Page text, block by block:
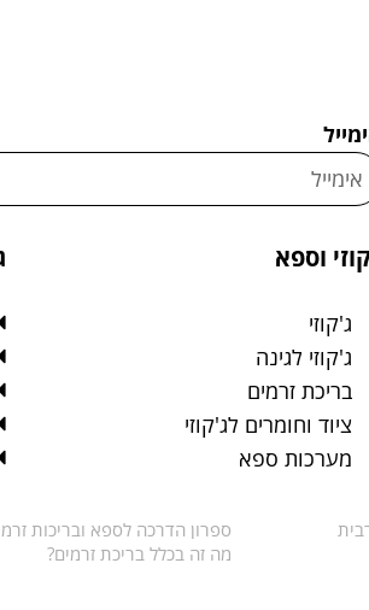
וספא
ג'קוזי
ג'קוזי לגינה
בריכת זרמים
ציוד וחומרים לג'קוזי
מערכות ספא
ספרון הדרכה לספא ובריכות
מה זה בכלל בריכת זרמים?